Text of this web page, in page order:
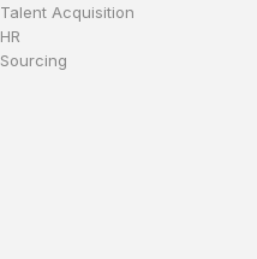
Talent Acquisition
HR
Sourcing